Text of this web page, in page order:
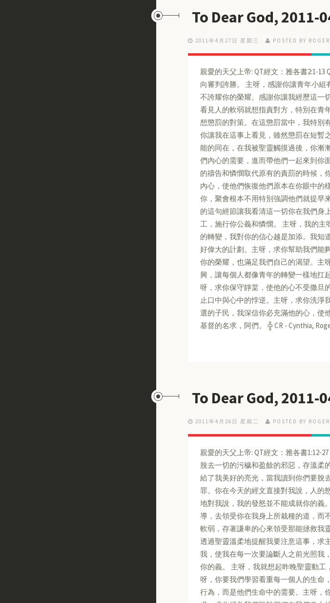
To Dear God, 2011-
2011年4月27日 星期三 POSTED BY
親愛的天父上帝: QT經文：雅各書2:1-
向審判誇勝。 主呀，感謝你讓青年小
不誇耀你的榮耀。感謝你讓我經歷這一
看見人的軟弱就想指責對方，特別在青
想懲罰的對策。在這懲罰當中，我特別
你讓我在這事上看見，雖然懲罰在短暫
能的同在，在我被聖靈觸摸過後，你漸
們內心的需要，進而帶他們一起來到你
的禱告和憐憫取代原有的責罰的時候，
內心，使他們恢復他們原本在你眼中的
你，聚會根本不用特別強調他們就提早
的這句經節讓我看清這一切你在我們身
工，施行你公義和憐憫。 主呀，我的
的轉變，我對你的信心越是加添。我知
好偉大的計劃。主呀，求你幫助我們能
你的榮耀，也滿足我們自己的渴望。主
興，讓每個人都像青年的轉變一樣地扛
呀，求你保守靜棠，使他的心不受撒旦
止口中與心中的悖逆。主呀，求你洗淨
選的子民，我深信你必充滿他的心，使
基督的名求，阿們。 ╬ CR - Cynthia,
To Dear God,
2011年4月26日 星期二 POSTED BY
親愛的天父上帝: QT經文：雅各書1:12-
脫去一切的污穢和盈餘的邪惡，存溫柔
給了我美好的亮光，當我讀到你們要脫
罪。你在今天的經文直接對我說，人的
地對我說，我的發怒並不能成就你的義
導，去領受你在我身上所栽種的道，而
軟弱，存著謙卑的心來領受那能拯救我
透過聖靈溫柔地提醒我要注意這事，求
我，使我在每一次要論斷人之前光照我
你的義。 主呀，我就想起昨晚聖靈動
呀，你要我們學習看重每一個人的生命
行為，而是他們生命中的需要。主呀，